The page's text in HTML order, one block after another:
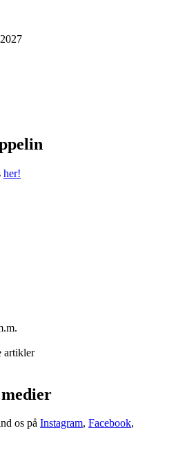
her!
artikler
os på Instagram, Facebook,